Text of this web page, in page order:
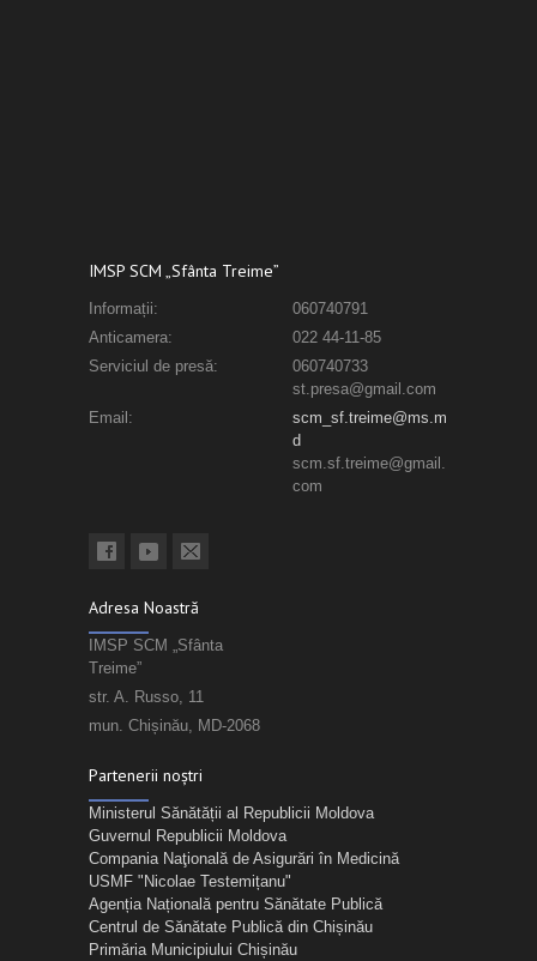
IMSP SCM „Sfânta Treime”
Informații:
060740791
Anticamera:
022 44-11-85
Serviciul de presă:
060740733
st.presa@gmail.com
Email:
scm_sf.treime@ms.m
d
scm.sf.treime@gmail.
com
Adresa Noastră
IMSP SCM „Sfânta
Treime”
str. A. Russo, 11
mun. Chișinău, MD-2068
Partenerii noștri
Ministerul Sănătății al Republicii Moldova
Guvernul Republicii Moldova
Compania Naţională de Asigurări în Medicină
USMF "Nicolae Testemițanu"
Agenția Națională pentru Sănătate Publică
Centrul de Sănătate Publică din Chișinău
Primăria Municipiului Chișinău